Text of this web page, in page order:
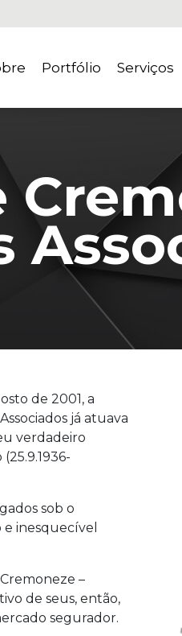
Portfólio Serviços
de 2001, a
já atuava
verdadeiro
sob o
inesquecível
–
de seus, então,
segurador.